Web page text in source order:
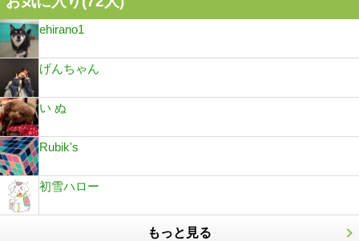
ehirano1
げんちゃん
い ぬ
Rubik's
初雪ハロー
もっと見る